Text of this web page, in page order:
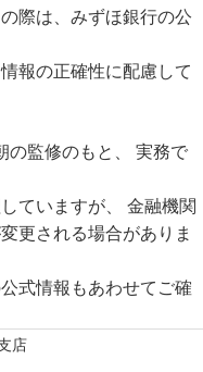
際は、みずほ銀行の公
報の正確性に配慮して
の監修のもと、 実務で
ていますが、 金融機関
更される場合がありま
式情報もあわせてご確
店